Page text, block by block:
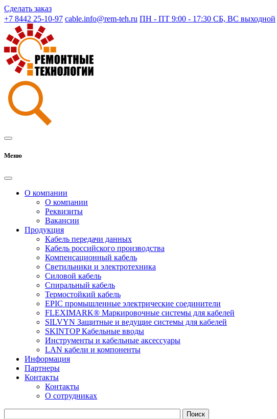
Сделать заказ
+7 8442 25-10-97 cable.info@rem-teh.ru ПН - ПТ 9:00 - 17:30 СБ, ВС выходной
Меню
О компании
О компании
Реквизиты
Вакансии
Продукция
Кабель передачи данных
Кабель российского производства
Компенсационный кабель
Светильники и электротехника
Силовой кабель
Спиральный кабель
Термостойкий кабель
EPIC промышленные электрические соединители
FLEXIMARK® Маркировочные системы для кабелей
SILVYN Защитные и ведущие системы для кабелей
SKINTOP Кабельные вводы
Инструменты и кабельные аксессуары
LAN кабели и компоненты
Информация
Партнеры
Контакты
Контакты
О сотрудниках